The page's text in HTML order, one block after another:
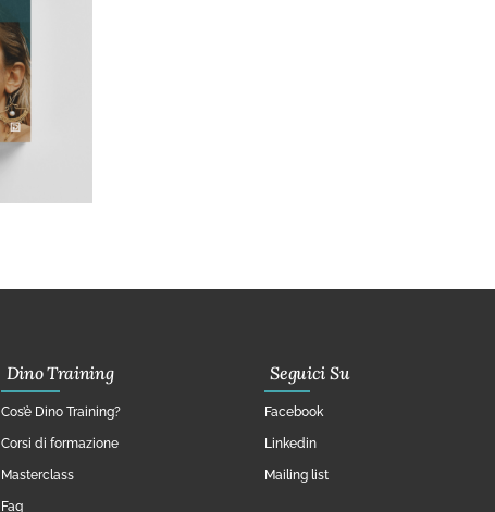
Dino Training
Cos’è Dino Training?
Corsi di formazione
Masterclass
Faq
Seguici Su
Facebook
Linkedin
Mailing list